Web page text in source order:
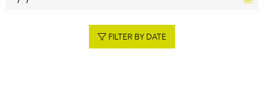
FILTER BY DATE